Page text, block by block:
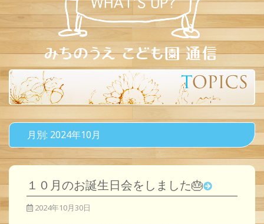
月別: 2024年10月
１０月のお誕生日会をしました🎂
2024年10月30日